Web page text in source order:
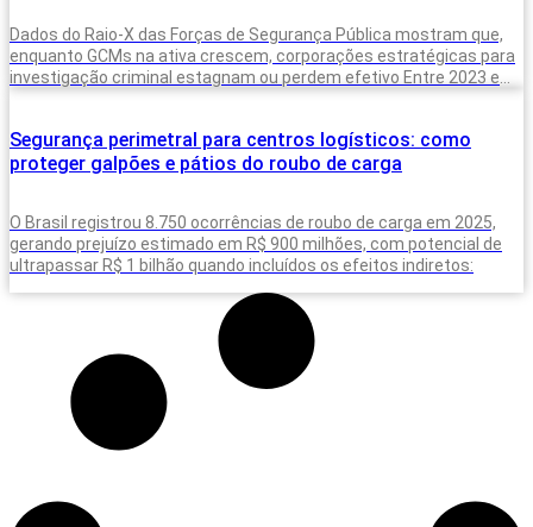
Dados do Raio-X das Forças de Segurança Pública mostram que,
enquanto GCMs na ativa crescem, corporações estratégicas para
investigação criminal estagnam ou perdem efetivo Entre 2023 e
Segurança perimetral para centros logísticos: como
proteger galpões e pátios do roubo de carga
O Brasil registrou 8.750 ocorrências de roubo de carga em 2025,
gerando prejuízo estimado em R$ 900 milhões, com potencial de
ultrapassar R$ 1 bilhão quando incluídos os efeitos indiretos: